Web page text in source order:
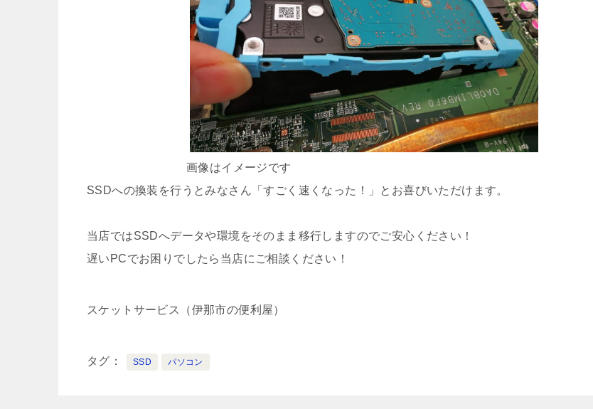
画像はイメージです
SSDへの換装を行うとみなさん「すごく速くなった！」とお喜びいただけます。
当店ではSSDへデータや環境をそのまま移行しますのでご安心ください！
遅いPCでお困りでしたら当店にご相談ください！
スケットサービス（伊那市の便利屋）
タグ SSD パソコン